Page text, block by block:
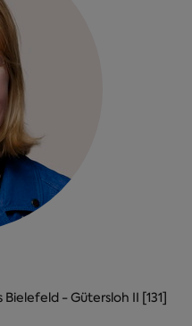
- Gütersloh II [131]